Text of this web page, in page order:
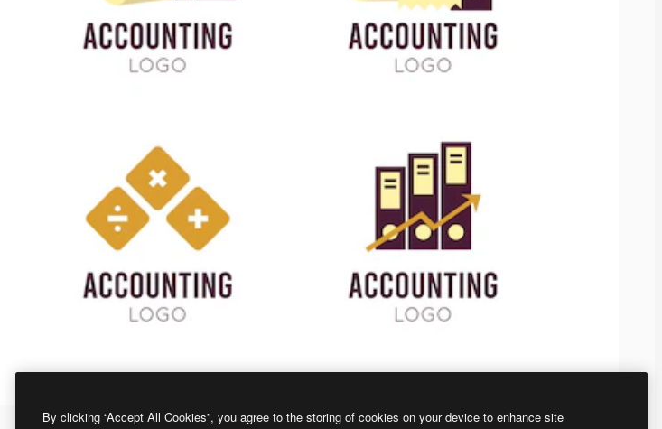
By clicking “Accept All Cookies”, you agree to the storing of cookies on your device to enhance site